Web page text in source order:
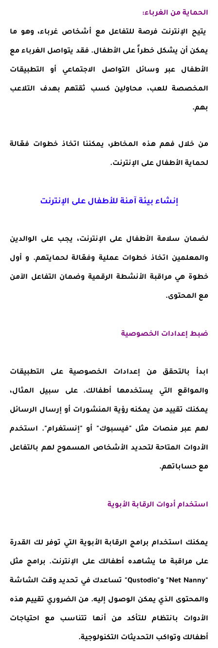
الحماية من الغرباء:
يتيح الإنترنت فرصة للتفاعل مع أشخاص غرباء، وهو ما
يمكن أن يشكل خطراً على الأطفال. فقد يتواصل الغرباء مع
الأطفال عبر وسائل التواصل الاجتماعي أو التطبيقات
المخصصة للعب، محاولين كسب ثقتهم بهدف التلاعب
بهم.
من خلال فهم هذه المخاطر، يمكننا اتخاذ خطوات فعّالة
لحماية الأطفال على الإنترنت.
إنشاء بيئة آمنة للأطفال على الإنترنت
لضمان سلامة الأطفال على الإنترنت، يجب على الوالدين
والمعلمين اتخاذ خطوات عملية وفعّالة لحمايتهم. و أول
خطوة هي مراقبة الأنشطة الرقمية وضمان التفاعل الآمن
مع المحتوى.
ضبط إعدادات الخصوصية
ابدأ بالتحقق من إعدادات الخصوصية على التطبيقات
والمواقع التي يستخدمها أطفالك. على سبيل المثال،
يمكنك تقييد من يمكنه رؤية المنشورات أو إرسال الرسائل
لهم عبر منصات مثل "فيسبوك" أو "إنستغرام". استخدم
الأدوات المتاحة لتحديد الأشخاص المسموح لهم بالتفاعل
مع حساباتهم.
استخدام أدوات الرقابة الأبوية
يمكنك استخدام برامج الرقابة الأبوية التي توفر لك القدرة
على مراقبة ما يشاهده أطفالك على الإنترنت. برامج مثل
"Net Nanny" و"Qustodio" تساعدك في تحديد وقت الشاشة
والمحتوى الذي يمكن الوصول إليه. من الضروري تقييم هذه
الأدوات بانتظام للتأكد من أنها تتناسب مع احتياجات
أطفالك وتواكب التحديثات التكنولوجية.